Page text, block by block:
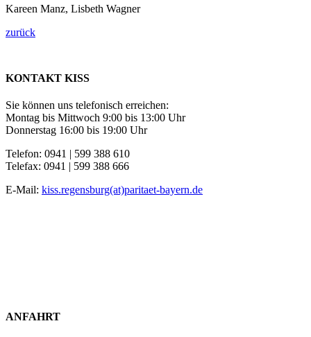
Kareen Manz, Lisbeth Wagner
zurück
KONTAKT KISS
Sie können uns telefonisch erreichen:
Montag bis Mittwoch 9:00 bis 13:00 Uhr
Donnerstag 16:00 bis 19:00 Uhr
Telefon: 0941 | 599 388 610
Telefax: 0941 | 599 388 666
E-Mail: kiss.regensburg(at)paritaet-bayern.de
ANFAHRT